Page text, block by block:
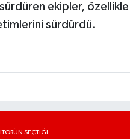
ekipler, özellikle
sürdürdü.
SEÇTIĞI